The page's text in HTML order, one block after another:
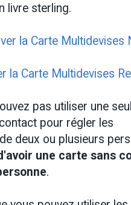
livre sterling.
la Carte Multidevises
la Carte Multidevises
pas utiliser une
pour régler les
deux ou plusieurs
une carte sans
.